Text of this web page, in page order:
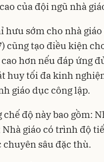
của đội ngũ nhà
hưu sớm cho nhà
cũng tạo điều kiện
hơn nếu đáp ứng
huy tối đa kinh
giáo dục công lập.
độ này bao gồm:
giáo có trình độ
sâu đặc thù.